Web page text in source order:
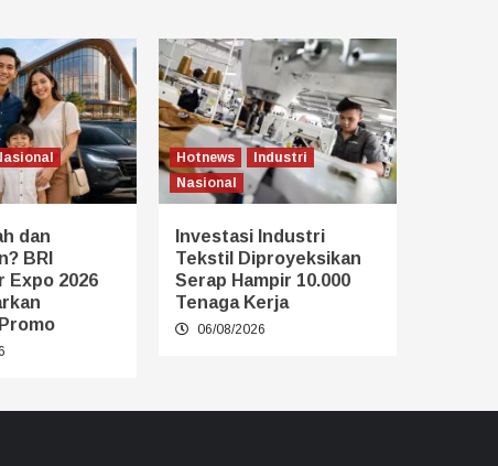
dan
BRI
Expo 2026
Hotnews
Industri
Nasional
Investasi Industri
Tekstil Diproyeksikan
Serap Hampir 10.000
Tenaga Kerja
06/08/2026